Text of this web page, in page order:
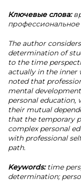
Ключевые слова:
The author
determination of
to the time
actually in the inner
noted that
mental
personal education,
their mutual
that the temporary
complex personal
with professional
path.
Keywords:time
determination;